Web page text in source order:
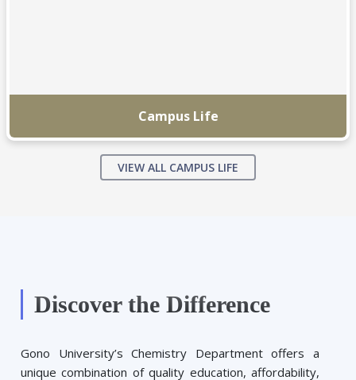
Campus Life
VIEW ALL CAMPUS LIFE
Discover the Difference
Gono University’s Chemistry Department offers a
unique combination of quality education, affordability,